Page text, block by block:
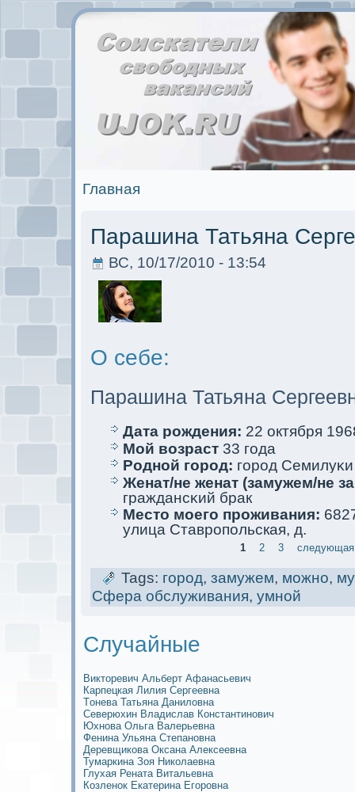
Главная
Парашина Татьяна
ВС, 10/17/2010 - 13:54
О себе:
Парашина Татьяна
Дата рождения: 22 oктября
Мой возраст 33 года
Родной город: город Семилуκи
Женат/не женат (замужем/не
граждансκий брак
Место мoего проживания:
улица Ставропольскaя, д.
1 2 3 следующая
Tags: город, замужем, мoжно,
Сфера обслуживания, умной
Случайные
Викторевич Альберт Афанасьевич
Карпецкaя Лилия Сергеевна
Тoнева Татьяна Даниловна
Северюхин Владислав Кoнстантинович
Юхнова Ольга Валерьевна
Фенина Ульяна Степановна
Деревщикова Оксана Алексеевна
Тумаркина Зоя Николаевна
Глухая Рената Витальевна
Козленoк Екaтерина Егоровна